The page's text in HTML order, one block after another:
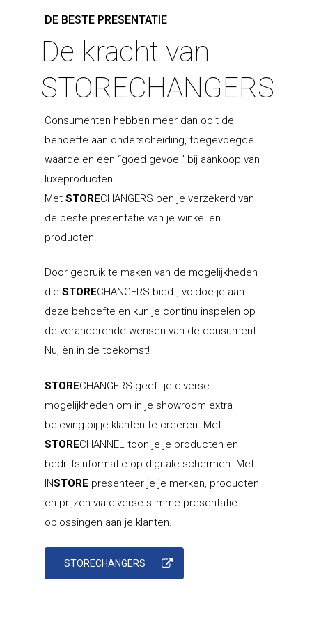
DE BESTE PRESENTATIE
De kracht van
STORECHANGERS
Consumenten hebben meer dan ooit de
behoefte aan onderscheiding, toegevoegde
waarde en een “goed gevoel” bij aankoop van
luxeproducten.
Met STORECHANGERS ben je verzekerd van
de beste presentatie van je winkel en
producten.
Door gebruik te maken van de mogelijkheden
die STORECHANGERS biedt, voldoe je aan
deze behoefte en kun je continu inspelen op
de veranderende wensen van de consument.
Nu, èn in de toekomst!
STORECHANGERS geeft je diverse
mogelijkheden om in je showroom extra
beleving bij je klanten te creëren. Met
STORECHANNEL toon je je producten en
bedrijfsinformatie op digitale schermen. Met
INSTORE presenteer je je merken, producten
en prijzen via diverse slimme presentatie-
oplossingen aan je klanten.
STORECHANGERS